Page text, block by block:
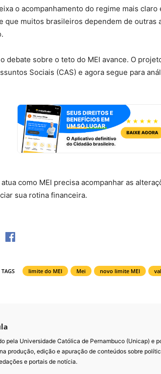
o acompanhamento do regime mais
que muitos brasileiros dependem de outras
debate sobre o teto do MEI avance. O
Sociais (CAS) e agora segue para
como MEI precisa acompanhar as
sua rotina financeira.
TAGS limite do MEI Mei novo limite MEI
pela Universidade Católica de Pernambuco (Unicap) e
produção, edição e apuração de conteúdos sobre
e portais de notícia.